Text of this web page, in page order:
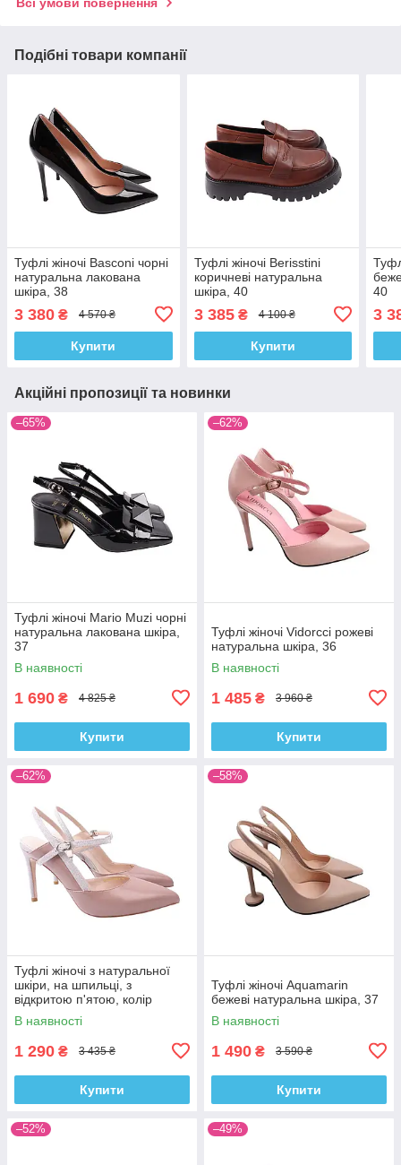
Всі умови повернення
Подібні товари компанії
Туфлі жіночі Basconi чорні
натуральна лакована
шкіра, 38
3 380 ₴ 4 570 ₴
Купити
Туфлі жіночі Berisstini
коричневі натуральна
шкіра, 40
3 385₴ 4 100 ₴
Купити
40
3
Акційні пропозиції та новинки
–65%
Туфлі жіночі Mario Muzi чорні
натуральна лакована шкіра,
37
В наявності
1 690 ₴ 4 825 ₴
Купити
–62%
Туфлі жіночі Vidorcci рожеві
натуральна шкіра, 36
В наявності
1 485 ₴ 3 960 ₴
Купити
–62%
Туфлі жіночі з натуральної
шкіри, на шпильці, з
відкритою п'ятою, колір
капучино, Anemone, 36
В наявності
1 290 ₴ 3 435 ₴
Купити
–58%
Туфлі жіночі Aquamarin
бежеві натуральна шкіра, 37
В наявності
1 490 ₴ 3 590 ₴
Купити
–52% –49%